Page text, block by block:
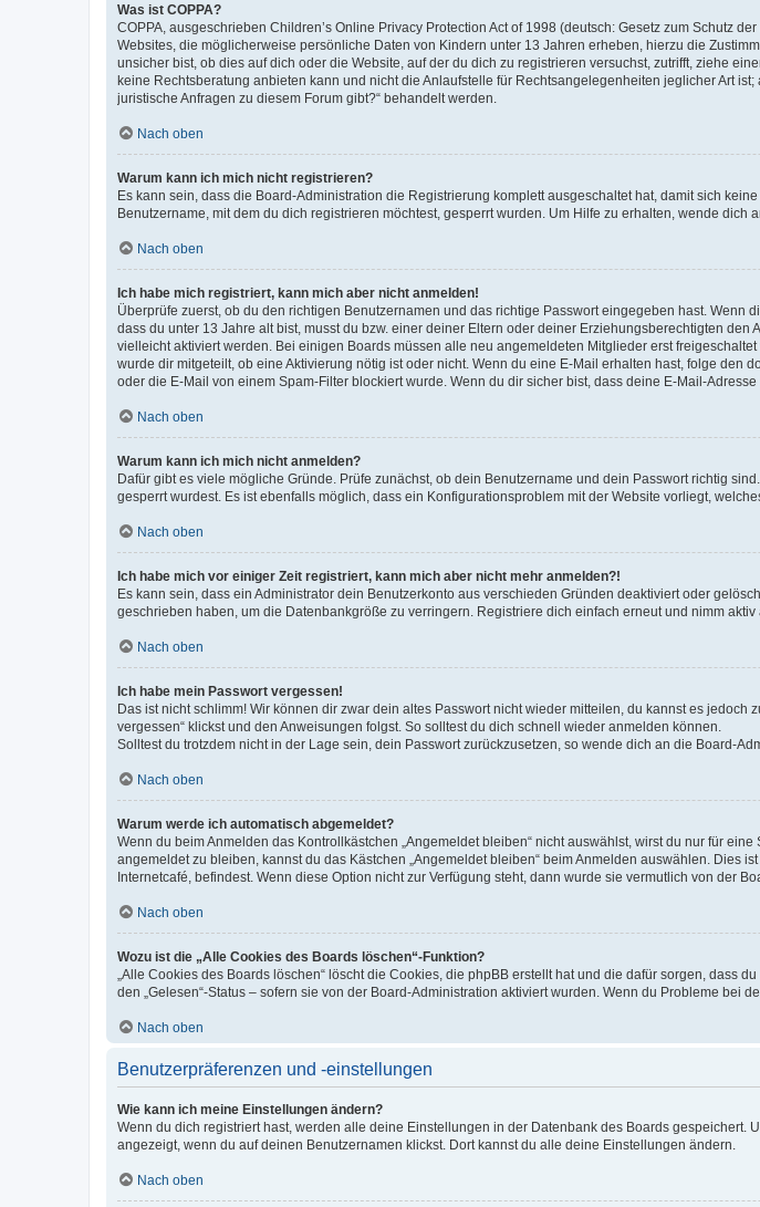
Was ist COPPA?
COPPA, ausgeschrieben Children’s Online Privacy Protection Act of 1998 (deutsch: Gesetz zum Schutz
Websites, die möglicherweise persönliche Daten von Kindern unter 13 Jahren erheben, hierzu die
unsicher bist, ob dies auf dich oder die Website, auf der du dich zu registrieren versuchst, zutrifft, ziehe
keine Rechtsberatung anbieten kann und nicht die Anlaufstelle für Rechtsangelegenheiten jeglicher Art
juristische Anfragen zu diesem Forum gibt?“ behandelt werden.
Nach oben
Warum kann ich mich nicht registrieren?
Es kann sein, dass die Board-Administration die Registrierung komplett ausgeschaltet hat, damit sich
Benutzername, mit dem du dich registrieren möchtest, gesperrt wurden. Um Hilfe zu erhalten, wende dich
Nach oben
Ich habe mich registriert, kann mich aber nicht anmelden!
Überprüfe zuerst, ob du den richtigen Benutzernamen und das richtige Passwort eingegeben hast. Wenn
dass du unter 13 Jahre alt bist, musst du bzw. einer deiner Eltern oder deiner Erziehungsberechtigten
vielleicht aktiviert werden. Bei einigen Boards müssen alle neu angemeldeten Mitglieder erst
wurde dir mitgeteilt, ob eine Aktivierung nötig ist oder nicht. Wenn du eine E-Mail erhalten hast, folge
oder die E-Mail von einem Spam-Filter blockiert wurde. Wenn du dir sicher bist, dass deine E-Mail-
Nach oben
Warum kann ich mich nicht anmelden?
Dafür gibt es viele mögliche Gründe. Prüfe zunächst, ob dein Benutzername und dein Passwort richtig
gesperrt wurdest. Es ist ebenfalls möglich, dass ein Konfigurationsproblem mit der Website vorliegt,
Nach oben
Ich habe mich vor einiger Zeit registriert, kann mich aber nicht mehr anmelden?!
Es kann sein, dass ein Administrator dein Benutzerkonto aus verschieden Gründen deaktiviert oder
geschrieben haben, um die Datenbankgröße zu verringern. Registriere dich einfach erneut und nimm
Nach oben
Ich habe mein Passwort vergessen!
Das ist nicht schlimm! Wir können dir zwar dein altes Passwort nicht wieder mitteilen, du kannst es
vergessen“ klickst und den Anweisungen folgst. So solltest du dich schnell wieder anmelden können.
Solltest du trotzdem nicht in der Lage sein, dein Passwort zurückzusetzen, so wende dich an die Board-
Nach oben
Warum werde ich automatisch abgemeldet?
Wenn du beim Anmelden das Kontrollkästchen „Angemeldet bleiben“ nicht auswählst, wirst du nur für
angemeldet zu bleiben, kannst du das Kästchen „Angemeldet bleiben“ beim Anmelden auswählen. Dies
Internetcafé, befindest. Wenn diese Option nicht zur Verfügung steht, dann wurde sie vermutlich von der
Nach oben
Wozu ist die „Alle Cookies des Boards löschen“-Funktion?
„Alle Cookies des Boards löschen“ löscht die Cookies, die phpBB erstellt hat und die dafür sorgen,
den „Gelesen“-Status – sofern sie von der Board-Administration aktiviert wurden. Wenn du Probleme bei
Nach oben
Benutzerpräferenzen und -einstellungen
Wie kann ich meine Einstellungen ändern?
Wenn du dich registriert hast, werden alle deine Einstellungen in der Datenbank des Boards gespeichert.
angezeigt, wenn du auf deinen Benutzernamen klickst. Dort kannst du alle deine Einstellungen ändern.
Nach oben